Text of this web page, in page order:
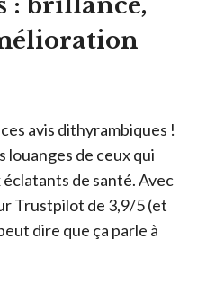
avis dithyrambiques !
de ceux qui
de santé. Avec
Trustpilot de 3,9/5 (et
dire que ça parle à